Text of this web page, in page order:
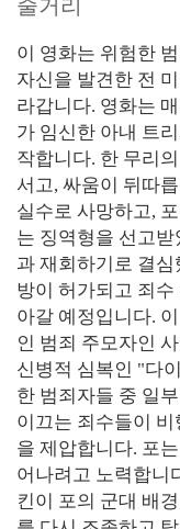
줄거리
이 영화는 위험한
자신을 발견한 전
라갑니다. 영화는
가 임신한 아내 트
작합니다. 한 무리
서고, 싸움이 뒤따
실수로 사망하고,
는 징역형을 선고
과 재회하기로 결
방이 허가되고 죄
아갈 예정입니다.
인 범죄 주모자인
신병적 심복인 "다
한 범죄자들 중 일
이끄는 죄수들이
을 제압합니다. 포
어나려고 노력합니
킨이 포의 군대 배